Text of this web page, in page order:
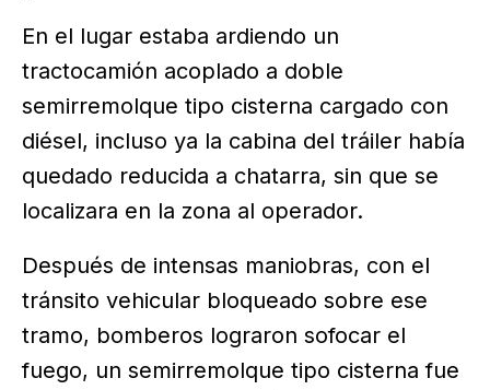
En el lugar estaba ardiendo un
tractocamión acoplado a doble
semirremolque tipo cisterna cargado con
diésel, incluso ya la cabina del tráiler había
quedado reducida a chatarra, sin que se
localizara en la zona al operador.
Después de intensas maniobras, con el
tránsito vehicular bloqueado sobre ese
tramo, bomberos lograron sofocar el
fuego, un semirremolque tipo cisterna fue